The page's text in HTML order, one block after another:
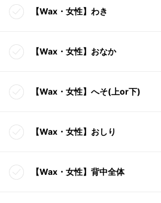
【Wax・女性】わき
【Wax・女性】おなか
【Wax・女性】へそ(上or下)
【Wax・女性】おしり
【Wax・女性】背中全体